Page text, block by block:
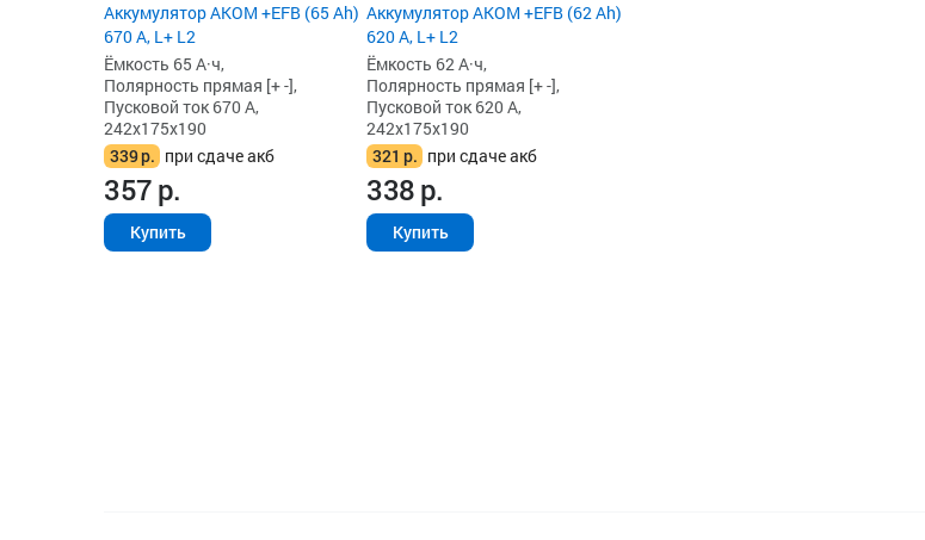
Аккумулятор AKOM +EFB (65 Ah)
670 А, L+ L2
Ёмкость 65 А·ч,
Полярность прямая [+ -],
Пусковой ток 670 А,
242x175x190
339р. при сдаче акб
357р.
Купить
Аккумулятор AKOM +EFB (62 Ah)
620 А, L+ L2
Ёмкость 62 А·ч,
Полярность прямая [+ -],
Пусковой ток 620 А,
242x175x190
321 р. при сдаче акб
338р.
Купить